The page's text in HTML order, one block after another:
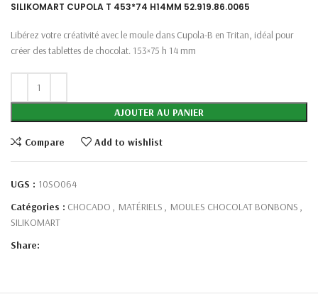
SILIKOMART CUPOLA T 453*74 H14MM 52.919.86.0065
Libérez votre créativité avec le moule dans Cupola-B en Tritan, idéal pour
créer des tablettes de chocolat. 153×75 h 14 mm
AJOUTER AU PANIER
Compare Add to wishlist
UGS : 10SO064
Catégories : CHOCADO , MATÉRIELS , MOULES CHOCOLAT BONBONS ,
SILIKOMART
Share: